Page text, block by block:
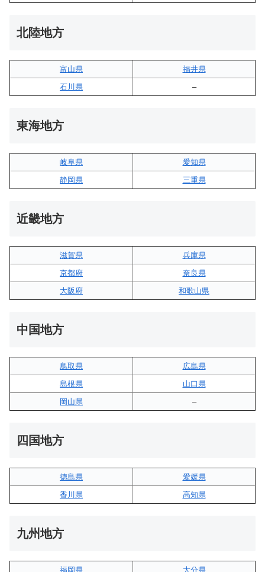
北陸地方
富山県
福井県
石川県
–
東海地方
岐阜県
愛知県
静岡県
三重県
近畿地方
滋賀県
兵庫県
京都府
奈良県
大阪府
和歌山県
中国地方
鳥取県
広島県
島根県
山口県
岡山県
–
四国地方
徳島県
愛媛県
香川県
高知県
九州地方
福岡県 大分県